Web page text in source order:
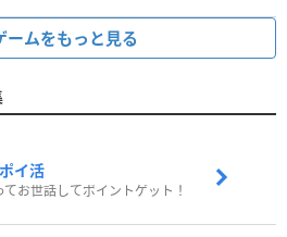
ームをもっと見る
イ活
てお世話してポイントゲット！